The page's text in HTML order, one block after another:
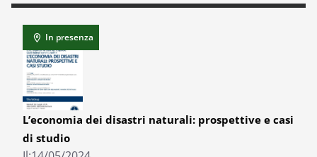
In presenza
L’economia dei disastri naturali: prospettive e casi
di studio